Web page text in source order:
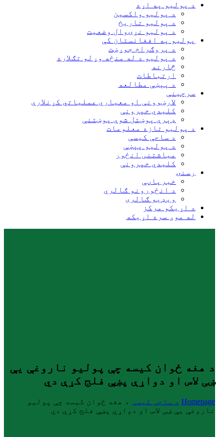
د پولیو په اړه
د پولیو واکسین
د پولیو تاریخ
د پولیو نړۍوال وضعیت
پولیو په افغانستان کې
د پروګرام جوړښت
د پولیو د له منځه وړلو تګلاره
څارنه
ارتباطات
د پېښې مطالعه
سرچینې
لارښوونې او معیاري عملیاتي کړنلارې
کلیدي خپرونې
ډېرې پوښتل شوې پوښتنې
د پولیو تازه معلومات
د ساحې کیسې
د پولیو پېښې
میاشتنی انځور
کلیدي خپرونې
رسنۍ
خبرپاڼې
د انځورونو ګالري
ویډیو ګالری
د اړیکو مرکز
له موږ سره اړیکه
د هغه ځوان کیسه چې پولیو ناروغې یې
ښی لاس او دواړې پښې فلج کړې دي
Homepage د ساحې کیسې د هغه ځوان کیسه چې پولیو
ناروغې یې ښی لاس او دواړې پښې فلج کړې دي